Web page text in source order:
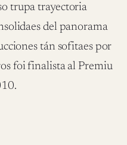
trupa trayectoria
del panorama
tán sofitaes por
foi finalista al Premiu